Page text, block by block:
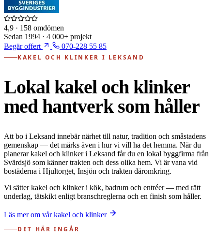
4,9 · 158 omdömen
Sedan 1994 · 4 000+ projekt
Begär offert
070-228 55 85
KAKEL OCH KLINKER I LEKSAND
Lokal kakel och klinker
med hantverk som håller
Att bo i Leksand innebär närhet till natur, tradition och småstadens
gemenskap — det märks även i hur vi vill ha det hemma. När du
planerar kakel och klinker i Leksand får du en lokal byggfirma från
Svärdsjö som känner trakten och dess olika hem. Vi är vana vid
bostäderna i Hjultorget, Insjön och trakten däromkring.
Vi sätter kakel och klinker i kök, badrum och entréer — med rätt
underlag, tätskikt enligt branschreglerna och en finish som håller.
Läs mer om vår kakel och klinker
DET HÄR INGÅR